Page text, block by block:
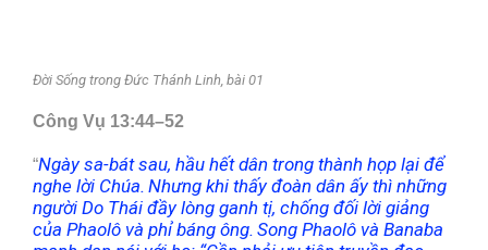
Đời Sống trong Đức Thánh Linh, bài 01
Công Vụ 13:44–52
“Ngày sa-bát sau, hầu hết dân trong thành họp lại để
nghe lời Chúa. Nhưng khi thấy đoàn dân ấy thì những
người Do Thái đầy lòng ganh tị, chống đối lời giảng
của Phaolô và phỉ báng ông. Song Phaolô và Banaba